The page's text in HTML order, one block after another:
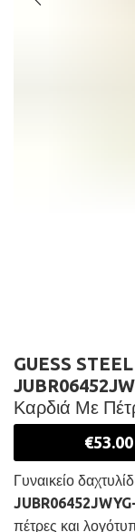
GUESS
Καρδιά Με
€53.00
Γυναικείο
πέτρες και